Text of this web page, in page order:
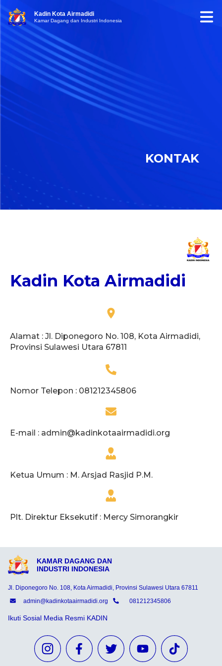
Kadin Kota Airmadidi
Kamar Dagang dan Industri Indonesia
KONTAK
Kadin Kota Airmadidi
Alamat : Jl. Diponegoro No. 108, Kota Airmadidi,
Provinsi Sulawesi Utara 67811
Nomor Telepon : 081212345806
E-mail : admin@kadinkotaairmadidi.org
Ketua Umum : M. Arsjad Rasjid P.M.
Plt. Direktur Eksekutif : Mercy Simorangkir
KAMAR DAGANG DAN
INDUSTRI INDONESIA
Jl. Diponegoro No. 108, Kota Airmadidi, Provinsi Sulawesi Utara 67811
admin@kadinkotaairmadidi.org
081212345806
Ikuti Sosial Media Resmi KADIN